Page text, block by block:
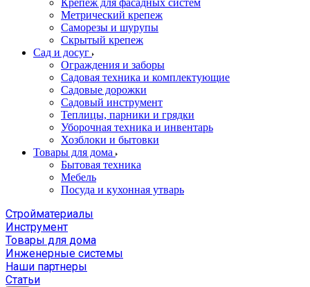
Крепеж для фасадных систем
Метрический крепеж
Саморезы и шурупы
Скрытый крепеж
Сад и досуг
Ограждения и заборы
Садовая техника и комплектующие
Садовые дорожки
Садовый инструмент
Теплицы, парники и грядки
Уборочная техника и инвентарь
Хозблоки и бытовки
Товары для дома
Бытовая техника
Мебель
Посуда и кухонная утварь
Стройматериалы
Инструмент
Товары для дома
Инженерные системы
Наши партнеры
Статьи